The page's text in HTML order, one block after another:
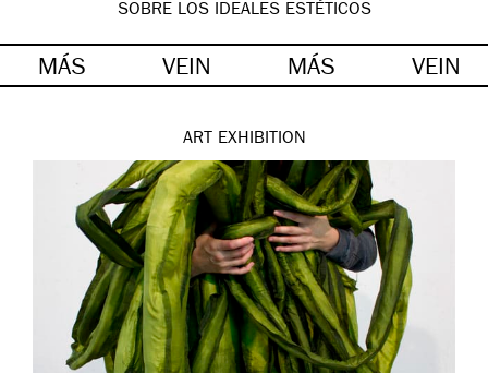
SOBRE LOS IDEALES ESTÉTICOS
MÁS VEIN MÁS VEIN
ART EXHIBITION